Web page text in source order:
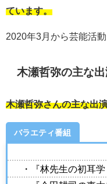
ています。
2020年3月から芸能活
木瀬哲弥の主な
木瀬哲弥さんの主な出
バラエティ番組
・『林先生の初耳